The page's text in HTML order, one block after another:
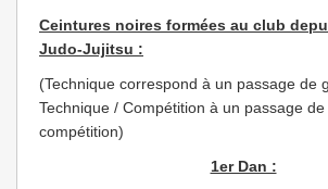
Ceintures noires formées au club
Judo-Jujitsu :
(Technique correspond à un passage de
Technique / Compétition à un passage
compétition)
1er Dan :